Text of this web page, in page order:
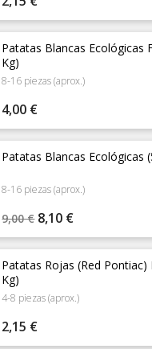
Patatas Blancas Ecológicas
Kg)
8-16 piezas (aprox.)
Precio
4,00 €
Patatas Blancas Ecológicas
8-16 piezas (aprox.)
Precio
base
9,00 € Precio
8,10 €
Patatas Rojas (Red Pontiac)
Kg)
4-8 piezas (aprox.)
Precio
2,15 €